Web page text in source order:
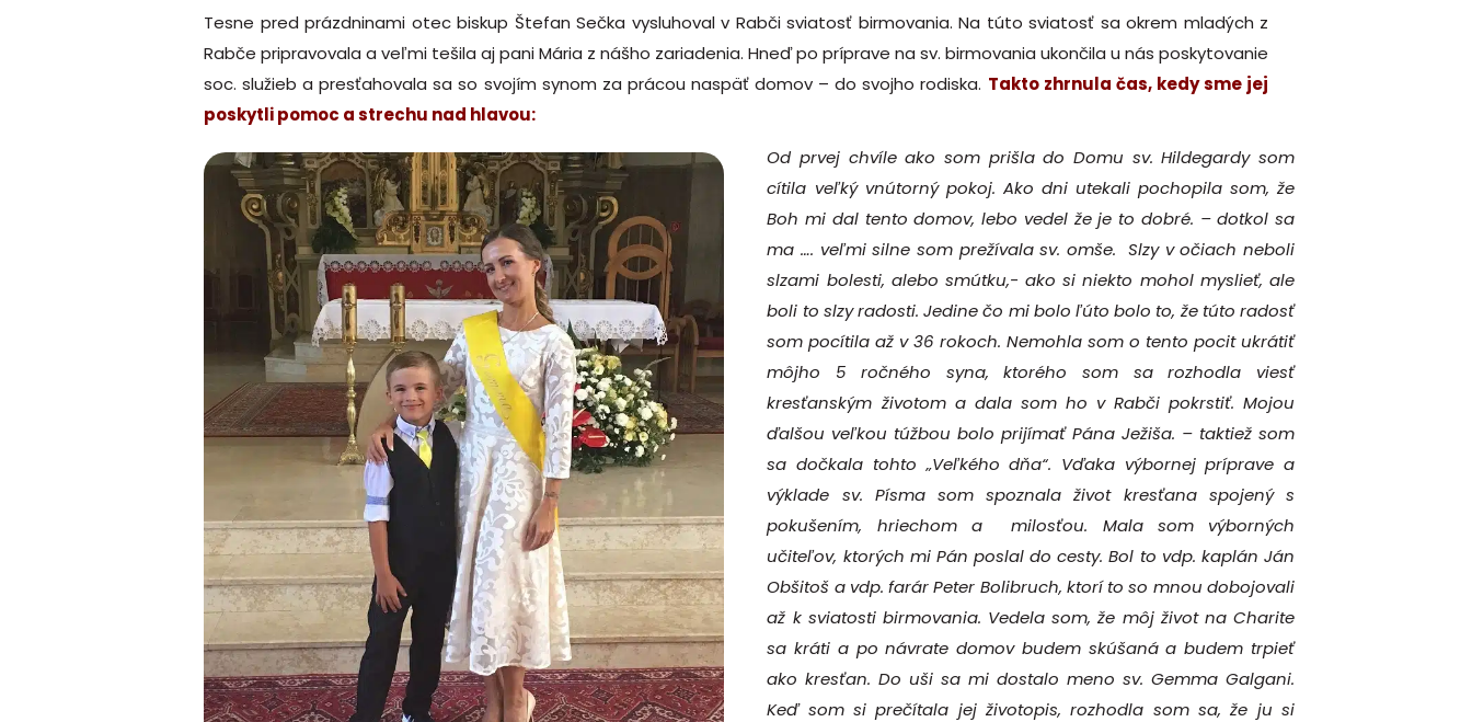
Tesne pred prázdninami otec biskup Štefan Sečka vysluhoval v Rabči sviatosť birmovania. Na túto sviatosť sa okrem mladých z
Rabče pripravovala a veľmi tešila aj pani Mária z nášho zariadenia. Hneď po príprave na sv. birmovania ukončila u nás poskytovanie
soc. služieb a presťahovala sa so svojím synom za prácou naspäť domov – do svojho rodiska. Takto zhrnula čas, kedy sme jej
poskytli pomoc a strechu nad hlavou:
Od prvej chvíle ako som prišla do Domu sv. Hildegardy som
cítila veľký vnútorný pokoj. Ako dni utekali pochopila som, že
Boh mi dal tento domov, lebo vedel že je to dobré. – dotkol sa
ma …. veľmi silne som prežívala sv. omše. Slzy v očiach neboli
slzami bolesti, alebo smútku,- ako si niekto mohol myslieť, ale
boli to slzy radosti. Jedine čo mi bolo ľúto bolo to, že túto radosť
som pocítila až v 36 rokoch. Nemohla som o tento pocit ukrátiť
môjho 5 ročného syna, ktorého som sa rozhodla viesť
kresťanským životom a dala som ho v Rabči pokrstiť. Mojou
ďalšou veľkou túžbou bolo prijímať Pána Ježiša. – taktiež som
sa dočkala tohto „Veľkého dňa“. Vďaka výbornej príprave a
výklade sv. Písma som spoznala život kresťana spojený s
pokušením, hriechom a milosťou. Mala som výborných
učiteľov, ktorých mi Pán poslal do cesty. Bol to vdp. kaplán Ján
Obšitoš a vdp. farár Peter Bolibruch, ktorí to so mnou dobojovali
až k sviatosti birmovania. Vedela som, že môj život na Charite
sa kráti a po návrate domov budem skúšaná a budem trpieť
ako kresťan. Do uši sa mi dostalo meno sv. Gemma Galgani.
Keď som si prečítala jej životopis, rozhodla som sa, že ju si